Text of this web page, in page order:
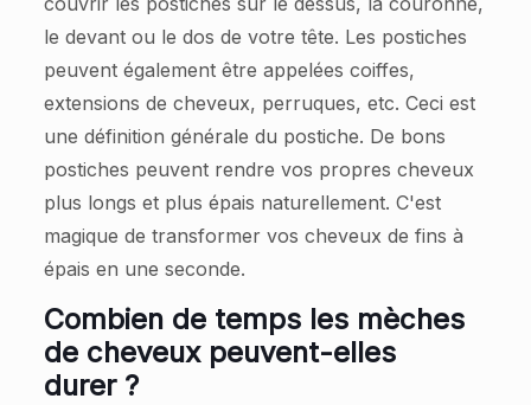
le devant ou le dos de votre tête. Les postiches
peuvent également être appelées coiffes,
extensions de cheveux, perruques, etc. Ceci est
une définition générale du postiche. De bons
postiches peuvent rendre vos propres cheveux
plus longs et plus épais naturellement. C'est
magique de transformer vos cheveux de fins à
épais en une seconde.
Combien de temps les mèches
de cheveux peuvent-elles
durer ?